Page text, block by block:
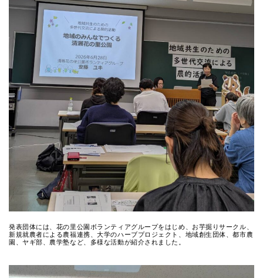
発表団体には、花の里公園ボランティアグループをはじめ、お芋掘りサークル、
新規就農者による農福連携、大学のハーブプロジェクト、地域創生団体、都市農
園、ヤギ部、農学塾など、多様な活動が紹介されました。